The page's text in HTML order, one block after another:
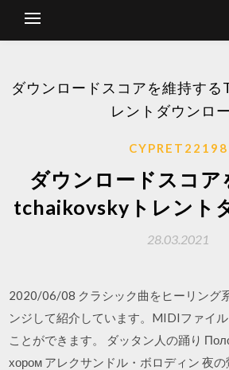
ダウンロードスコアを維持する
レントダウンロ
CYPRET22198
ダウンロードスコア
tchaikovskyトレント
28.03.2021
2020/06/08 クラシック曲をヒーリング
ンジして紹介しています。MIDIファイ
ことができます。 ダッタン人の踊り
хором アレクサンドル・ボロディン 夜